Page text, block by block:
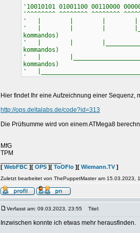
'10010101 01001100 00110000
'^^^^^^^^ ^^^^^^^^ ^^^^^^^^
' | | | |
' | | |
kommandos)
' | |
kommandos)
' |
kommandos)
'
Hier findet Ihr eine Aufzeichnung einer Sequenz,
http://ops.deltalabs.de/code?id=313
Die Prüfsumme wird von einem ATMega8
MfG
TPM
[ WebFBC ][ OPS ][ ToOFlo ][ Wiemann.TV]
Zuletzt bearbeitet von ThePuppetMaster am 15.03.2023,
Verfasst am: 09.03.2023, 23:55 Titel:
Inzwischen konnte ich etwas mehr herausfinden.